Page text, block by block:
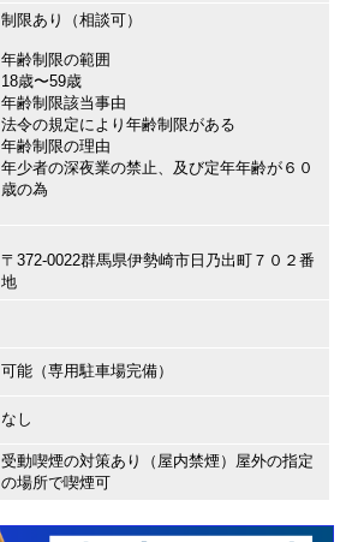
制限あり（相談可）
年齢制限の範囲
18歳〜59歳
年齢制限該当事由
法令の規定により年齢制限がある
年齢制限の理由
年少者の深夜業の禁止、及び定年年齢が６０
歳の為
〒372-0022群馬県伊勢崎市日乃出町７０２番
地
可能（専用駐車場完備）
なし
受動喫煙の対策あり（屋内禁煙）屋外の指定
の場所で喫煙可